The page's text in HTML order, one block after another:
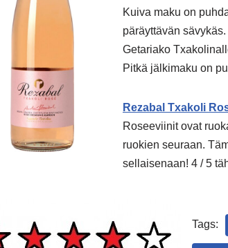
Kuiva maku on
päräyttävän
Getariako
Pitkä jälkimaku on
Rezabal Txakoli
Roseeviinit ovat
ruokien seuraan.
sellaisenaan! 4 / 5
Tags: